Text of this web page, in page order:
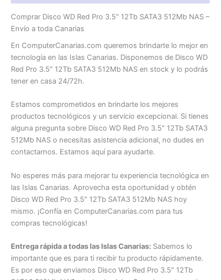
Comprar Disco WD Red Pro 3.5″ 12Tb SATA3 512Mb NAS –
Envío a toda Canarias
En ComputerCanarias.com queremos brindarte lo mejor en
tecnología en las Islas Canarias. Disponemos de Disco WD
Red Pro 3.5″ 12Tb SATA3 512Mb NAS en stock y lo podrás
tener en casa 24/72h.
Estamos comprometidos en brindarte los mejores
productos tecnológicos y un servicio excepcional. Si tienes
alguna pregunta sobre Disco WD Red Pro 3.5″ 12Tb SATA3
512Mb NAS o necesitas asistencia adicional, no dudes en
contactarnos. Estamos aquí para ayudarte.
No esperes más para mejorar tu experiencia tecnológica en
las Islas Canarias. Aprovecha esta oportunidad y obtén
Disco WD Red Pro 3.5″ 12Tb SATA3 512Mb NAS hoy
mismo. ¡Confía en ComputerCanarias.com para tus
compras tecnológicas!
Entrega rápida a todas las Islas Canarias: Sabemos lo
importante que es para ti recibir tu producto rápidamente.
Es por eso que enviamos Disco WD Red Pro 3.5″ 12Tb